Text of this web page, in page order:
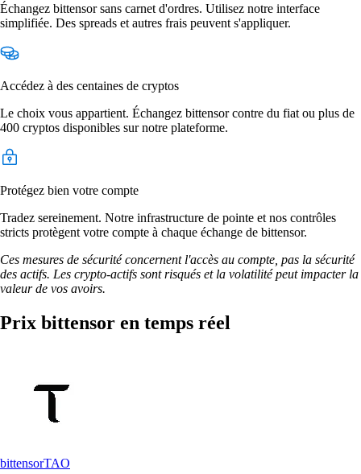
Échangez bittensor sans carnet d'ordres. Utilisez notre interface
simplifiée. Des spreads et autres frais peuvent s'appliquer.
Accédez à des centaines de cryptos
Le choix vous appartient. Échangez bittensor contre du fiat ou plus de
400 cryptos disponibles sur notre plateforme.
Protégez bien votre compte
Tradez sereinement. Notre infrastructure de pointe et nos contrôles
stricts protègent votre compte à chaque échange de bittensor.
Ces mesures de sécurité concernent l'accès au compte, pas la sécurité
des actifs. Les crypto-actifs sont risqués et la volatilité peut impacter la
valeur de vos avoirs.
Prix bittensor en temps réel
bittensorTAO